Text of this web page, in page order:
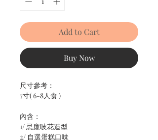
Add to Cart
Buy Now
尺寸參考：
7寸( 6-8人食 )
內含：
1/ 忌廉吱花造型
2/ 自選蛋糕口味